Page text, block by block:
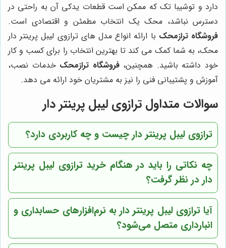
دارد و توشیبا تک که ممکن است قطعات یدکی آن به راحتی در
دسترس نباشد، محک یک انتخاب مطمئن و اقتصادی است.
فروشگاه ترازمحک با ارائه انواع مدل های ترازوی لیبل پرینتر دار
محک، به شما کمک می کند تا بهترین انتخاب را برای کسب و کار
خود داشته باشید. همچنین،فروشگاه ترازمحک خدمات نصب،
آموزش و پشتیبانی فنی را نیز به مشتریان خود ارائه می دهد.
سوالات متداول ترازوی لیبل پرینتر دار
ترازوی لیبل پرینتر دار چیست و چه کاربردی دارد؟
چه نکاتی را باید در هنگام خرید ترازوی لیبل پرینتر
دار در نظر گرفت؟
آیا ترازوی لیبل پرینتر دار به نرم‌افزارهای حسابداری و
انبارداری متصل می‌شود؟